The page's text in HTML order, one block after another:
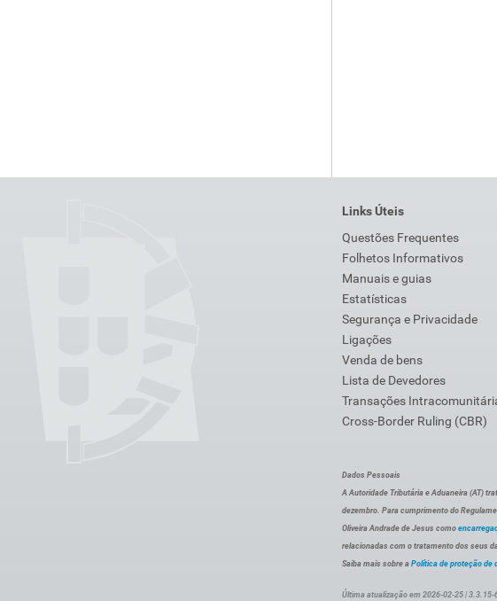
Links Úteis
Questões Frequentes
Folhetos Informativos
Manuais e guias
Estatísticas
Segurança e Privacidade
Ligações
Venda de bens
Lista de Devedores
Transações
Cross-Border Ruling (CBR)
Dados Pessoais
A Autoridade Tributária e Aduaneira (AT)
dezembro. Para cumprimento do
Oliveira Andrade de Jesus como
relacionadas com o tratamento dos seus
Saiba mais sobre a Política de proteção de
Última atualização em 2026-02-25 |